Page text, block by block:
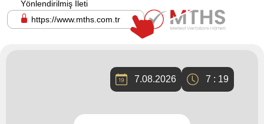
https://www.mths.com.tr
Yönlendirilmiş İleti
7.08.2026 7 : 19